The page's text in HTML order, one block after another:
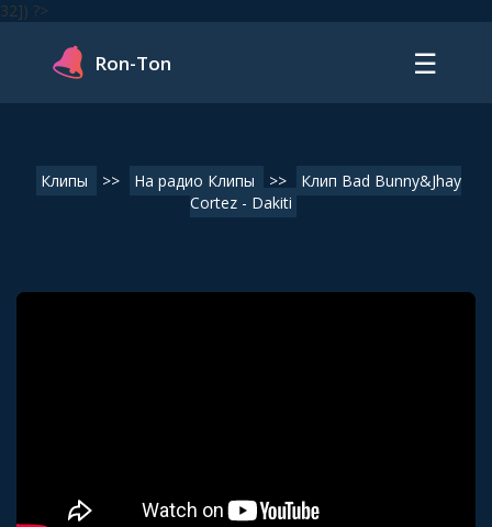
32]) ?>
Ron-Ton ☰
Клипы >> На радио Клипы >>
Клип Bad Bunny&Jhay
Cortez - Dakiti